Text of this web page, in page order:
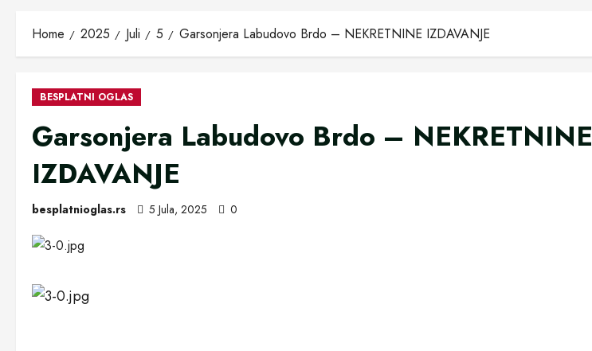
Home 2025 Juli 5 Garsonjera Labudovo Brdo – NEKRETNINE IZDAVANJE
BESPLATNI OGLAS
Garsonjera Labudovo Brdo – NEKRETNINE
IZDAVANJE
besplatnioglas.rs 5 Jula, 2025 0